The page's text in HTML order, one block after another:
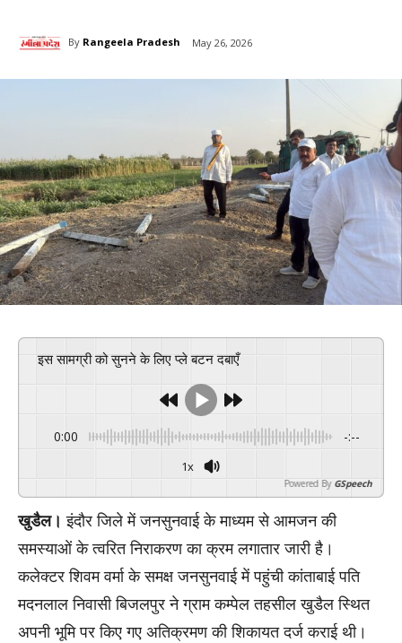
By Rangeela Pradesh May 26, 2026
इस सामग्री को सुनने के लिए प्ले बटन दबाएँ
0:00 -:--
1x
Powered By GSpeech
खुडैल। इंदौर जिले में जनसुनवाई के माध्यम से आमजन की
समस्याओं के त्वरित निराकरण का क्रम लगातार जारी है।
कलेक्टर शिवम वर्मा के समक्ष जनसुनवाई में पहुंची कांताबाई पति
मदनलाल निवासी बिजलपुर ने ग्राम कम्पेल तहसील खुडैल स्थित
अपनी भूमि पर किए गए अतिक्रमण की शिकायत दर्ज कराई थी।